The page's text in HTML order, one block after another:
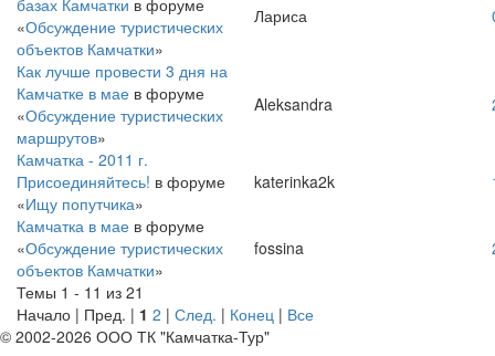
«Обсуждение туристических
объектов Камчатки»
Лариса
Как лучше провести 3 дня на
Камчатке в мае в форуме
«Обсуждение туристических
маршрутов»
Aleksandra
Камчатка - 2011 г.
Присоединяйтесь! в форуме
«Ищу попутчика»
katerinka2k
Камчатка в мае в форуме
«Обсуждение туристических
объектов Камчатки»
fossina
Темы 1 - 11 из 21
Начало | Пред. | 1 2 | След. | Конец | Все
© 2002-2026 ООО ТК "Камчатка-Тур"